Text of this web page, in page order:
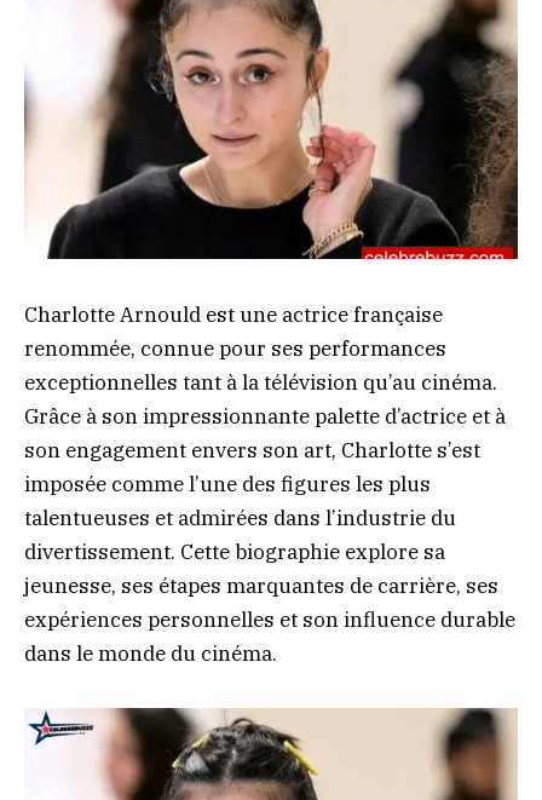
Charlotte Arnould est une actrice française
renommée, connue pour ses performances
exceptionnelles tant à la télévision qu’au cinéma.
Grâce à son impressionnante palette d’actrice et à
son engagement envers son art, Charlotte s’est
imposée comme l’une des figures les plus
talentueuses et admirées dans l’industrie du
divertissement. Cette biographie explore sa
jeunesse, ses étapes marquantes de carrière, ses
expériences personnelles et son influence durable
dans le monde du cinéma.